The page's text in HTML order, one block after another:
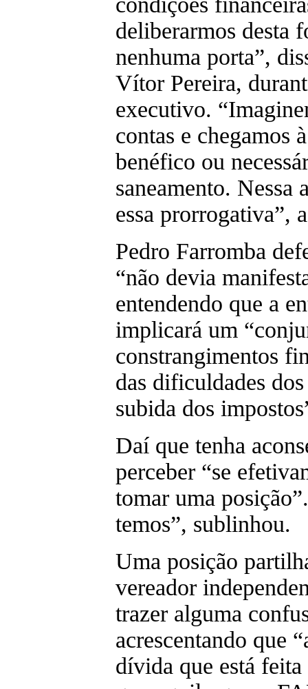
deliberarmos desta
nenhuma porta”,
Vítor Pereira,
executivo.
contas e chegamos
benéfico ou
saneamento. Nessa
essa prorrogativa”,
Pedro Farromba
“não devia
entendendo que a
implicará um
constrangimentos
das dificuldades
subida dos
Daí que tenha
perceber “se
tomar uma
temos”, sublinhou.
Uma posição
vereador
trazer alguma
acrescentando que
dívida que está